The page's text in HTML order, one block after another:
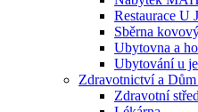
Restaurace U
Sběrna
Ubytovna a
Ubytování u
Zdravotnictví a Dům
Zdravotní